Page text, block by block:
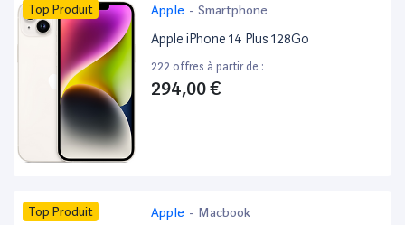
Top Produit Apple - Smartphone
Apple iPhone 14 Plus 128Go
222 offres à partir de :
294,00 €
Top Produit Apple - Macbook